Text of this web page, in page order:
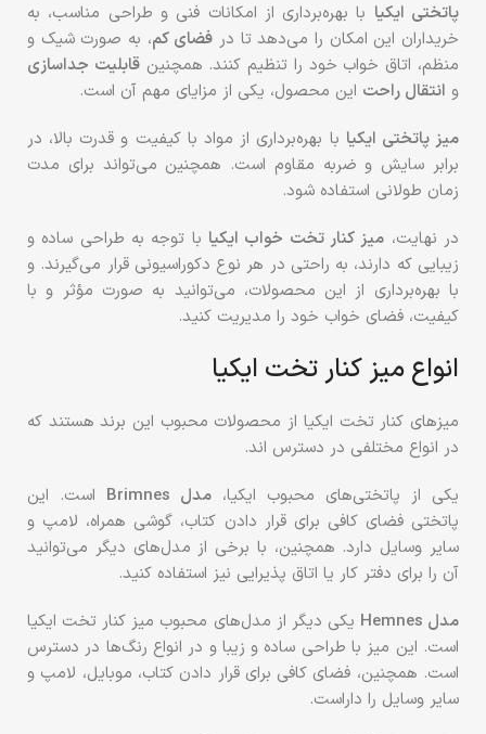
پاتختی‌ ایکیا با بهره‌برداری از امکانات فنی و طراحی مناسب، به
خریداران این امکان را می‌دهد تا در فضای کم، به صورت شیک و
منظم، اتاق خواب خود را تنظیم کنند. همچنینقابلیت جداسازی
و انتقال راحت این محصول، یکی از مزایای مهم آن‌ است.
میز پاتختی ایکیا با بهره‌برداری از مواد با کیفیت و قدرت بالا، در
برابر سایش و ضربه مقاوم است. همچنین می‌تواند برای مدت
زمان طولانی استفاده شود.
در نهایت، میز کنار تخت خواب ایکیا با توجه به طراحی ساده و
زیبایی که دارند، به راحتی در هر نوع دکوراسیونی قرار می‌گیرند. و
با بهره‌برداری از این محصولات، می‌توانید به صورت مؤثر و با
کیفیت، فضای خواب خود را مدیریت کنید.
انواع میز کنار تخت ایکیا
میزهای کنار تخت ایکیا از محصولات محبوب این برند هستند که
در انواع مختلفی در دسترس اند.
یکی از پاتختی‌های محبوب ایکیا، مدل Brimnes
است. این
پاتختی فضای کافی برای قرار دادن کتاب، گوشی همراه، لامپ و
سایر وسایل دارد. همچنین، با برخی از مدل‌های دیگر می‌توانید
آن را برای دفتر کار یا اتاق پذیرایی نیز استفاده کنید.
مدل Hemnes
یکی دیگر از مدل‌های محبوب میز کنار تخت ایکیا
است. این میز با طراحی ساده و زیبا و در انواع رنگ‌ها در دسترس
است. همچنین، فضای کافی برای قرار دادن کتاب، موبایل، لامپ و
سایر وسایل را داراست.